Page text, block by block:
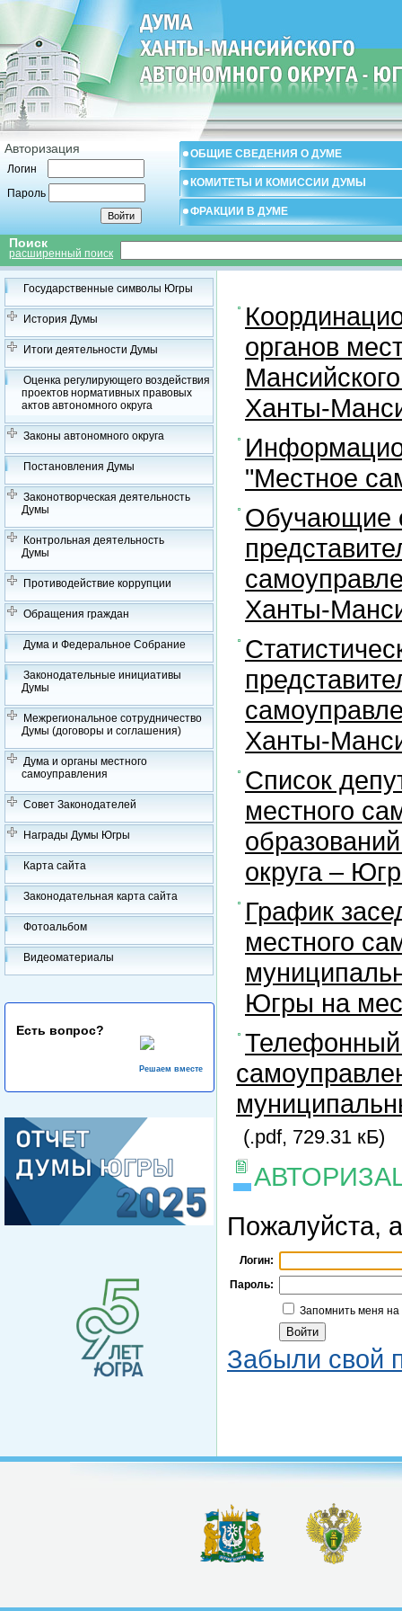
Авторизация
Логин
Пароль
ОБЩИЕ СВЕДЕНИЯ О ДУМЕ
КОМИТЕТЫ И КОМИССИИ ДУМЫ
ФРАКЦИИ В ДУМЕ
Поиск
расширенный поиск
Государственные символы Югры
История Думы
Итоги деятельности Думы
Оценка регулирующего воздействия
проектов нормативных правовых
актов автономного округа
Законы автономного округа
Постановления Думы
Законотворческая деятельность
Думы
Контрольная деятельность
Думы
Противодействие коррупции
Обращения граждан
Дума и Федеральное Собрание
Законодательные инициативы
Думы
Межрегиональное сотрудничество
Думы (договоры и соглашения)
Дума и органы местного
самоуправления
Совет Законодателей
Награды Думы Югры
Карта сайта
Законодательная карта сайта
Фотоальбом
Видеоматериалы
Есть вопрос?
Решаем вместе
органов
Ханты-
"Местное
Обучающие
Ханты-
Ханты-
Список
местного
округа –
График
местного
Югры на
Телефонный
(.pdf, 729.31 кБ)
Пожалуйста,
Логин:
Пароль:
Запомнить меня
Забыли свой